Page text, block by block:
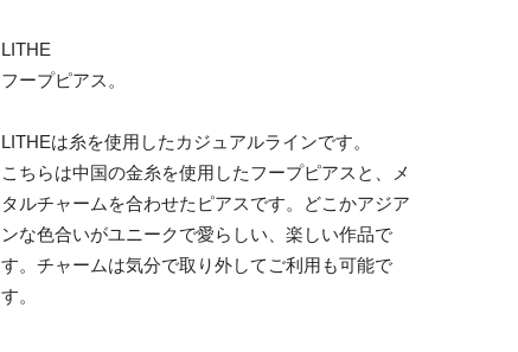
LITHE
フープピアス。
LITHEは糸を使用したカジュアルラインです。
こちらは中国の金糸を使用したフープピアスと、メ
タルチャームを合わせたピアスです。どこかアジア
ンな色合いがユニークで愛らしい、楽しい作品で
す。チャームは気分で取り外してご利用も可能で
す。